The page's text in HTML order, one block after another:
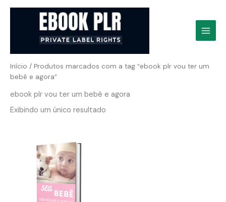
Início / Produtos marcados com a tag “ebook plr vou ter um
bebê e agora”
ebook plr vou ter um bebê e agora
Exibindo um único resultado